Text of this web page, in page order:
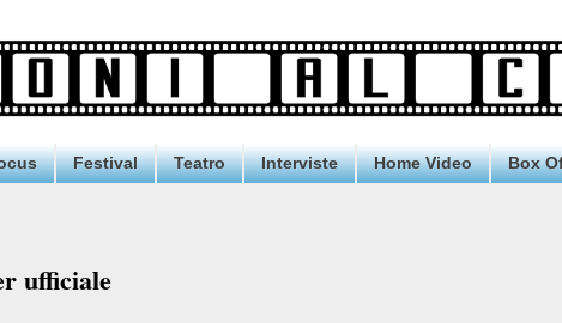
Festival Teatro Interviste Home Video Box
ufficiale